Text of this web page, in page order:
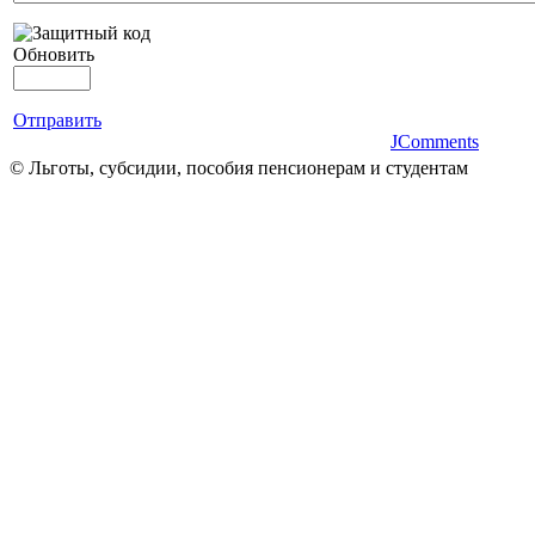
Обновить
Отправить
JComments
© Льготы, субсидии, пособия пенсионерам и студентам